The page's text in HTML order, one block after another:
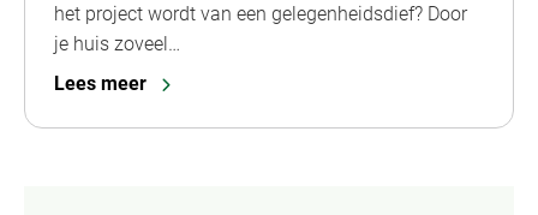
het project wordt van een gelegenheidsdief? Door
je huis zoveel…
Lees meer